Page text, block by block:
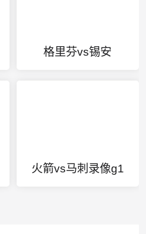
格里芬vs锡安
火箭vs马刺录像g1